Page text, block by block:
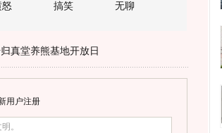
搞笑 无聊
真堂养熊基地开放日
用户注册